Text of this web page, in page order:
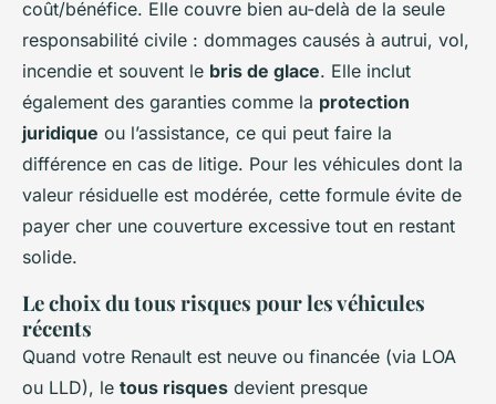
coût/bénéfice. Elle couvre bien au-delà de la seule
responsabilité civile : dommages causés à autrui, vol,
incendie et souvent le bris de glace. Elle inclut
également des garanties comme la protection
juridique ou l’assistance, ce qui peut faire la
différence en cas de litige. Pour les véhicules dont la
valeur résiduelle est modérée, cette formule évite de
payer cher une couverture excessive tout en restant
solide.
Le choix du tous risques pour les véhicules
récents
Quand votre Renault est neuve ou financée (via LOA
ou LLD), le tous risques devient presque